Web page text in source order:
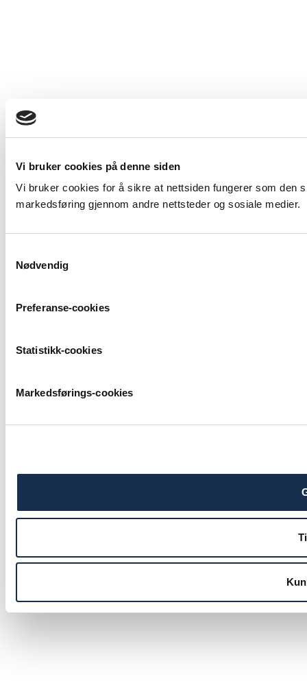
Vi bruker cookies på denne siden
Vi bruker cookies for å sikre at nettsiden fungerer som den
markedsføring gjennom andre nettsteder og sosiale medier.
Nødvendig
Preferanse-cookies
Statistikk-cookies
Markedsførings-cookies